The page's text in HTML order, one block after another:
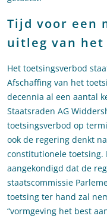
Tijd voor een
uitleg van het
Het toetsingsverbod
Afschaffing van het
decennia al een aantal
Staatsraden AG
toetsingsverbod op
ook de regering denkt
constitutionele toetsing.
aangekondigd dat de
staatscommissie
toetsing ter hand zal
“vormgeving het best